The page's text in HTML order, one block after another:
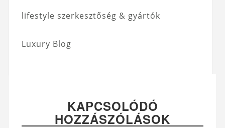
lifestyle szerkesztőség & gyártók
Luxury Blog
KAPCSOLÓDÓ
HOZZÁSZÓLÁSOK